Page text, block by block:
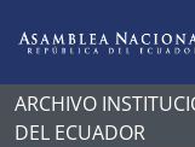
ARCHIVO
DEL ECUADOR